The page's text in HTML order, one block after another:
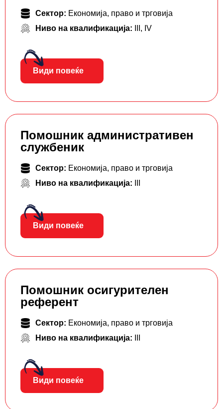
Сектор: Економија, право и трговија
Ниво на квалификација:
, IV
Види повеќе
Помошник административен
службеник
Сектор: Економија, право и трговија
Ниво на квалификација:
Види повеќе
Помошник осигурителен
референт
Сектор: Економија, право и трговија
Ниво на квалификација:
Види повеќе